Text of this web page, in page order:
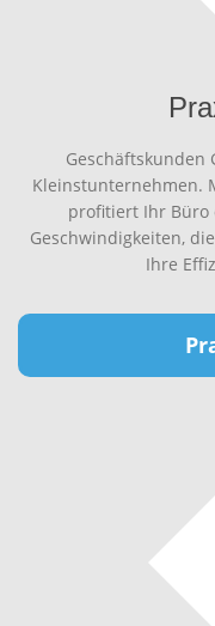
Geschäftskunden
Kleinstunternehmen.
profitiert Ihr Büro
Geschwindigkeiten,
Ihre